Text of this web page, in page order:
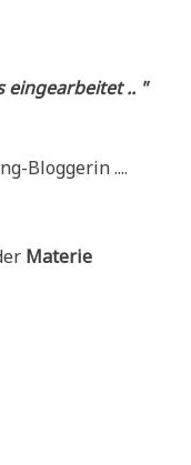
.. "
Bloggerin ....
Mate­rie